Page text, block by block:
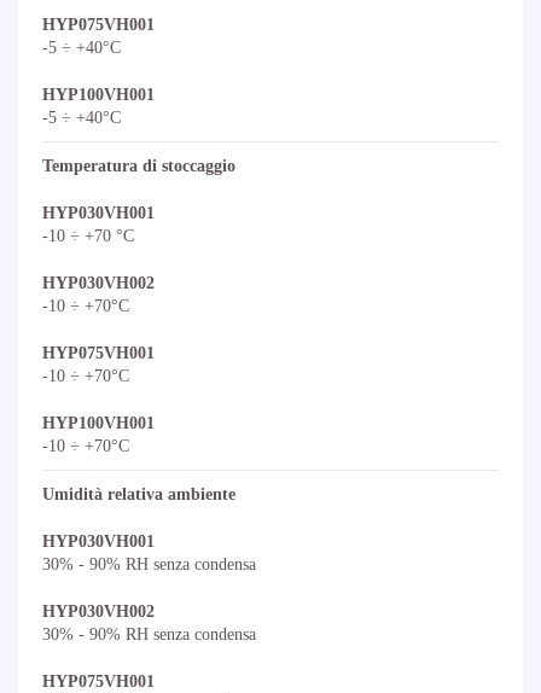
HYP075VH001
-5 ÷ +40°C
HYP100VH001
-5 ÷ +40°C
Temperatura di stoccaggio
HYP030VH001
-10 ÷ +70 °C
HYP030VH002
-10 ÷ +70°C
HYP075VH001
-10 ÷ +70°C
HYP100VH001
-10 ÷ +70°C
Umidità relativa ambiente
HYP030VH001
30% - 90% RH senza condensa
HYP030VH002
30% - 90% RH senza condensa
HYP075VH001